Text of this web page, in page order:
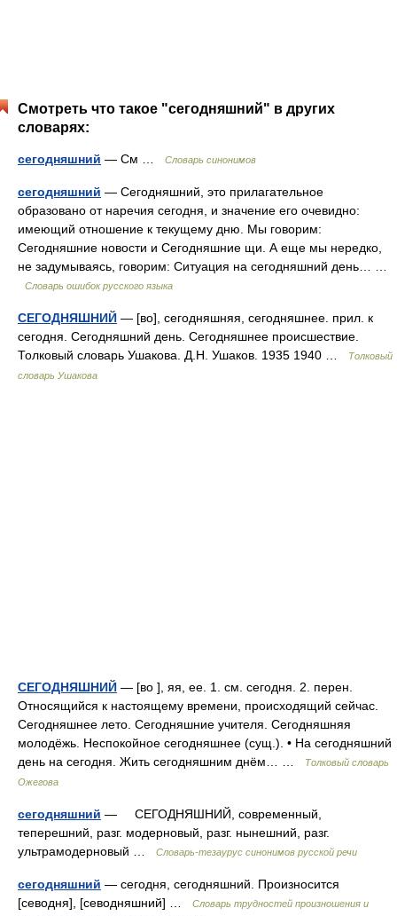
Смотреть что такое "сегодняшний" в других
словарях:
сегодняшний — См … Словарь синонимов
сегодняшний — Сегодняшний, это прилагательное
образовано от наречия сегодня, и значение его очевидно:
имеющий отношение к текущему дню. Мы говорим:
Сегодняшние новости и Сегодняшние щи. А еще мы нередко,
не задумываясь, говорим: Ситуация на сегодняшний день… …
Словарь ошибок русского языка
СЕГОДНЯШНИЙ — [во], сегодняшняя, сегодняшнее. прил. к
сегодня. Сегодняшний день. Сегодняшнее происшествие.
Толковый словарь Ушакова. Д.Н. Ушаков. 1935 1940 …
Толковый
словарь Ушакова
СЕГОДНЯШНИЙ — [во ], яя, ее. 1. см. сегодня. 2. перен.
Относящийся к настоящему времени, происходящий сейчас.
Сегодняшнее лето. Сегодняшние учителя. Сегодняшняя
молодёжь. Неспокойное сегодняшнее (сущ.). • На сегодняшний
день на сегодня. Жить сегодняшним днём… …
Толковый словарь
Ожегова
сегодняшний — СЕГОДНЯШНИЙ, современный,
теперешний, разг. модерновый, разг. нынешний, разг.
ультрамодерновый …
Словарь-тезаурус синонимов русской речи
сегодняшний — сегодня, сегодняшний. Произносится
[севодня], [севодняшний] …
Словарь трудностей произношения и